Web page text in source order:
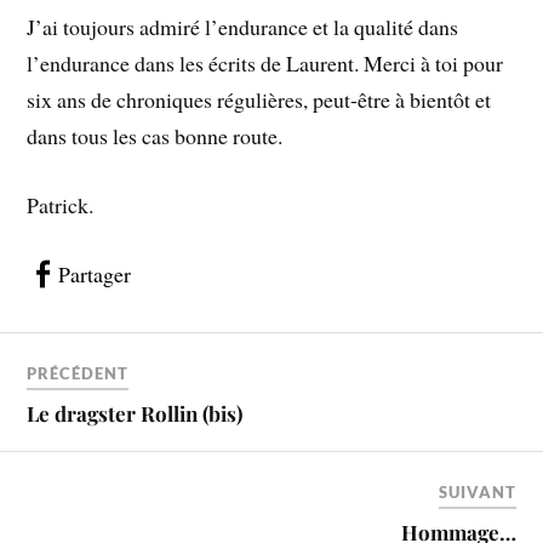
J’ai toujours admiré l’endurance et la qualité dans
l’endurance dans les écrits de Laurent. Merci à toi pour
six ans de chroniques régulières, peut-être à bientôt et
dans tous les cas bonne route.
Patrick.
Partager
PRÉCÉDENT
Le dragster Rollin (bis)
SUIVANT
Hommage…